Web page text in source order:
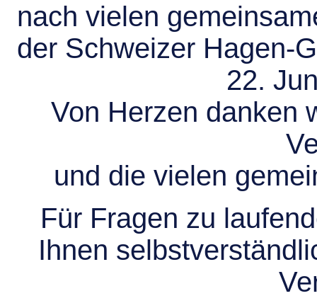
nach vielen
der Schweizer Hagen-
22.
Von Herzen danken
und die vielen
Für Fragen zu
Ihnen